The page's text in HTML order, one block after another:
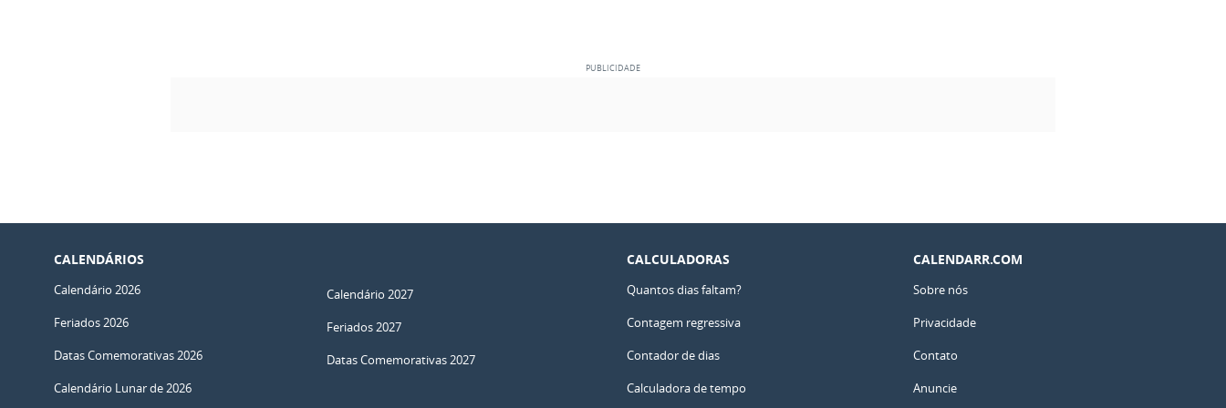
CALENDÁRIOS
Calendário 2026
Feriados 2026
Datas Comemorativas 2026
Calendário Lunar de 2026
Calendário 2027
Feriados 2027
Datas Comemorativas 2027
CALCULADORAS
Quantos dias faltam?
Contagem regressiva
Contador de dias
Calculadora de tempo
CALENDARR.COM
Sobre nós
Privacidade
Contato
Anuncie